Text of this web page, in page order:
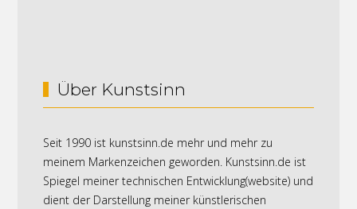
Über Kunstsinn
Seit 1990 ist kunstsinn.de mehr und mehr zu
meinem Markenzeichen geworden. Kunstsinn.de ist
Spiegel meiner technischen Entwicklung(website) und
dient der Darstellung meiner künstlerischen